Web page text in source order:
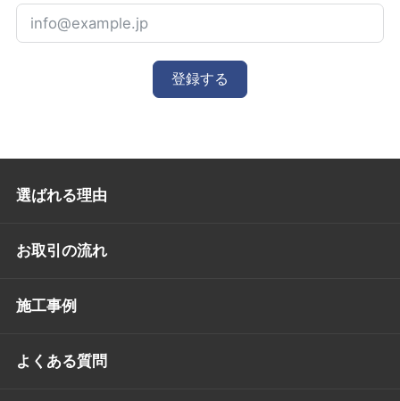
登録する
選ばれる理由
お取引の流れ
施工事例
よくある質問